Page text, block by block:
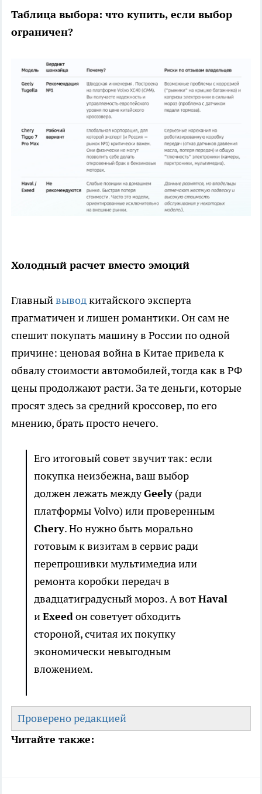
Таблица выбора: что купить, если выбор
ограничен?
Холодный расчет вместо эмоций
Главныйвыводкитайского эксперта
прагматичен и лишен романтики. Он сам не
спешит покупать машину в России по одной
причине: ценовая война в Китае привела к
обвалу стоимости автомобилей, тогда как в РФ
цены продолжают расти. За те деньги, которые
просят здесь за средний кроссовер, по его
мнению, брать просто нечего.
Его итоговый совет звучит так: если
покупка неизбежна, ваш выбор
должен лежать междуGeely (ради
платформы Volvo) или проверенным
Chery. Но нужно быть морально
готовым к визитам в сервис ради
перепрошивки мультимедиа или
ремонта коробки передач в
двадцатиградусный мороз. А вотHaval
иExeed он советует обходить
стороной, считая их покупку
экономически невыгодным
вложением.
Проверено редакцией
Читайте также: